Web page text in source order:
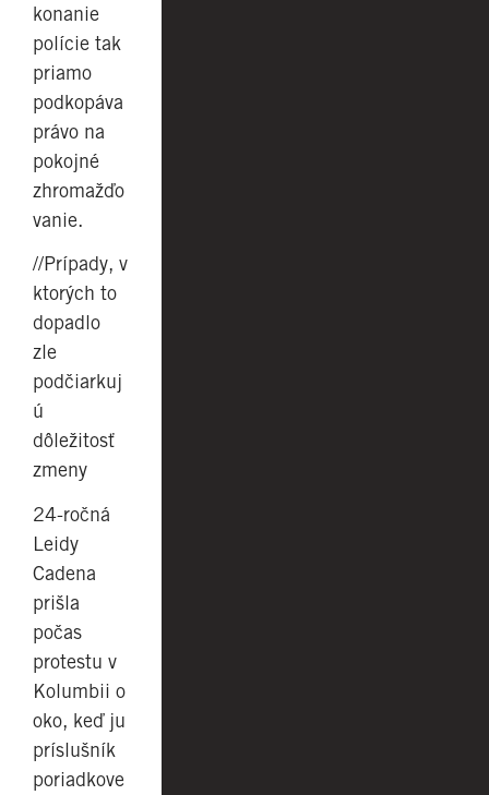
konanie
polície tak
priamo
podkopáva
právo na
pokojné
zhromažďo
vanie.
//Prípady, v
ktorých to
dopadlo
zle
podčiarkuj
ú
dôležitosť
zmeny
24-ročná
Leidy
Cadena
prišla
počas
protestu v
Kolumbii o
oko, keď ju
príslušník
poriadkove